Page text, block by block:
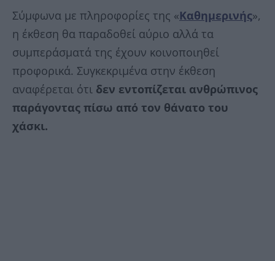
Σύμφωνα με πληροφορίες της «Καθημερινής»,
η έκθεση θα παραδοθεί αύριο αλλά τα
συμπεράσματά της έχουν κοινοποιηθεί
προφορικά. Συγκεκριμένα στην έκθεση
αναφέρεται ότι δεν εντοπίζεται ανθρώπινος
παράγοντας πίσω από τον θάνατο του
χάσκι.